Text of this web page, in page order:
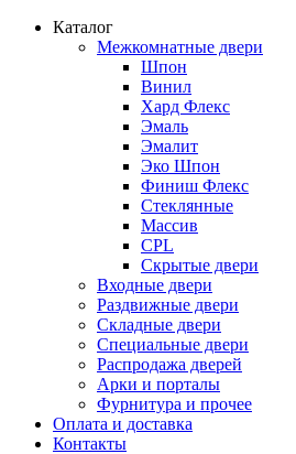
Каталог
Межкомнатные двери
Шпон
Винил
Хард Флекс
Эмаль
Эмалит
Эко Шпон
Финиш Флекс
Стеклянные
Массив
CPL
Скрытые двери
Входные двери
Раздвижные двери
Складные двери
Специальные двери
Распродажа дверей
Арки и порталы
Фурнитура и прочее
Оплата и доставка
Контакты